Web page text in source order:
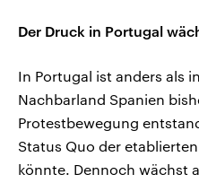
Der Druck in Portugal
In Portugal ist anders als
Nachbarland Spanien
Protestbewegung
Status Quo der
könnte. Dennoch wächst